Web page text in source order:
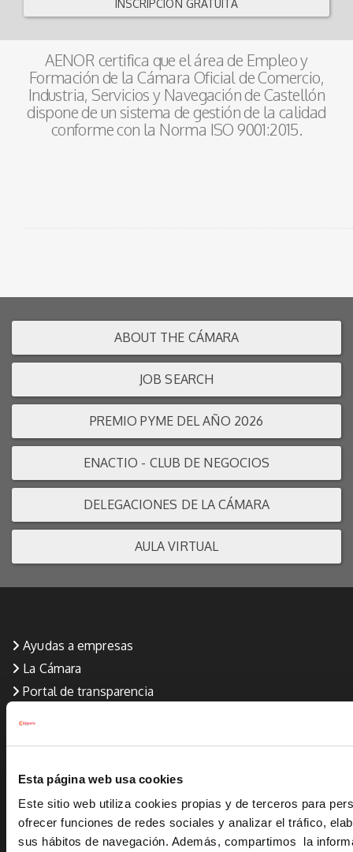
Esta página web usa cookies
Este sitio web utiliza cookies propias y de terceros para
ofrecer funciones de redes sociales y analizar el tráfico,
sus hábitos de navegación. Además, compartimos la
INSCRIPCIÓN GRATUITA
AENOR certifica que el área de Empleo y
Formación de la Cámara Oficial de Comercio,
Industria, Servicios y Navegación de Castellón
dispone de un sistema de gestión de la calidad
conforme con la Norma ISO 9001:2015.
ABOUT THE CÁMARA
JOB SEARCH
PREMIO PYME DEL AÑO 2026
ENACTIO - CLUB DE NEGOCIOS
DELEGACIONES DE LA CÁMARA
AULA VIRTUAL
Ayudas a empresas
La Cámara
Portal de transparencia
Aviso Legal
Política de privacidad
Política de calidad (Formación y Empleo)